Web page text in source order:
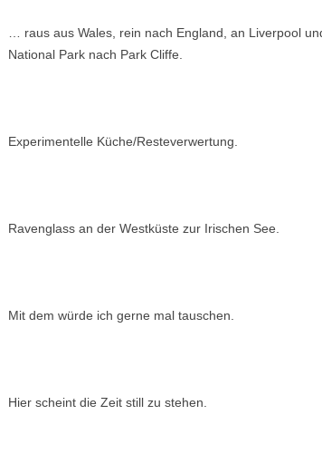
… raus aus Wales, rein nach England, an Liverpool
National Park nach Park Cliffe.
Experimentelle Küche/Resteverwertung.
Ravenglass an der Westküste zur Irischen See.
Mit dem würde ich gerne mal tauschen.
Hier scheint die Zeit still zu stehen.